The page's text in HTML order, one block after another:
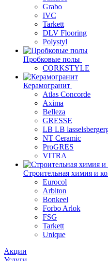
Grabo
IVC
Tarkett
DLV Flooring
Polystyl
Пробковые полы
CORKSTYLE
Керамогранит
Atlas Concorde
Axima
Belleza
GRESSE
LB LB
NT Ceramic
ProGRES
VITRA
Строительная химия и
Eurocol
Arbiton
Bonkeel
Forbo Arlok
FSG
Tarkett
Unique
Акции